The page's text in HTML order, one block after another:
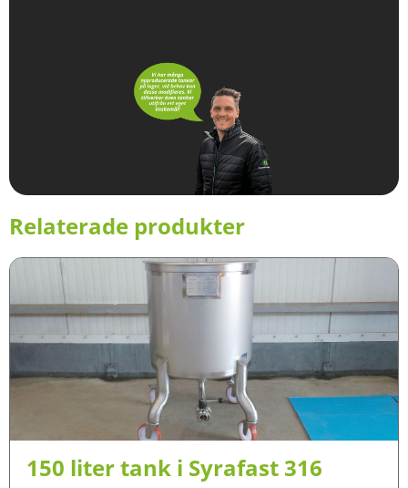
Relaterade produkter
150 liter tank i Syrafast 316